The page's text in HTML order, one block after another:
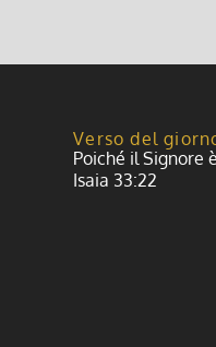
Verso del
Poiché il
Isaia 33:22